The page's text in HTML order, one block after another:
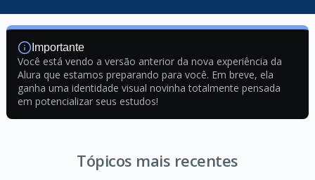
Importante
Você está vendo a versão anterior da nova experiência da
Alura que estamos preparando para você. Em breve, ela
ganha uma identidade visual novinha totalmente pensada
em potencializar seus estudos!
Tópicos mais recentes